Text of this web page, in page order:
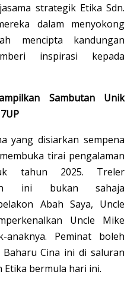
strategik Etika Sdn.
dalam menyokong
mencipta kandungan
inspirasi kepada
Sambutan Unik
yang disiarkan sempena
tirai pengalaman
tahun 2025. Treler
ini bukan sahaja
Abah Saya, Uncle
Uncle Mike
anaknya. Peminat boleh
Cina ini di saluran
Etika bermula hari ini.